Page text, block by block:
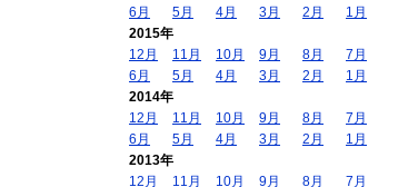
6月
5月 4月 3月 2月
1月
2015年
12月
11月 10月 9月 8月
7月
6月
5月 4月 3月 2月
1月
2014年
12月
11月 10月 9月 8月
7月
6月
5月 4月 3月 2月
1月
2013年
12月
11月 10月 9月 8月 7月